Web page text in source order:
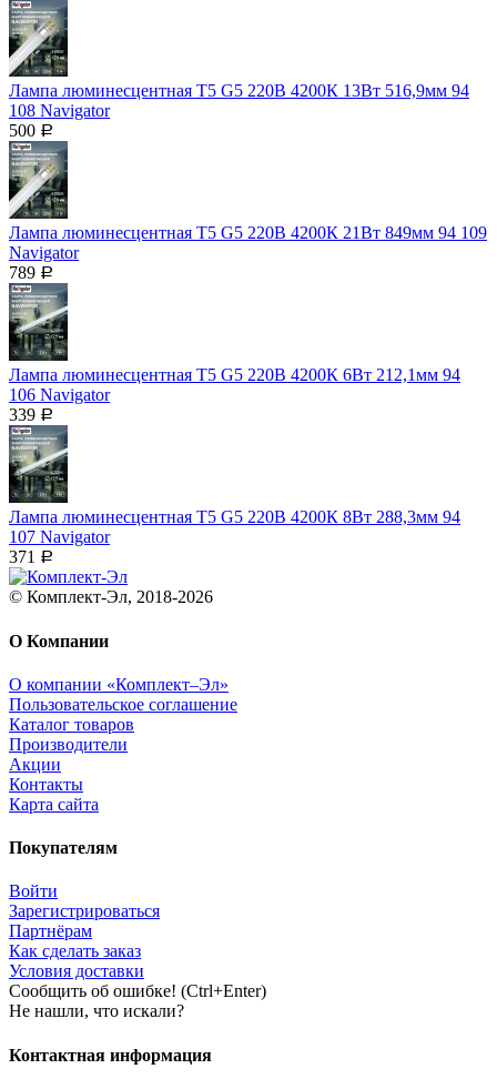
Лампа люминесцентная T5 G5 220В 4200К 13Вт 516,9мм 94
108 Navigator
500 Р
Лампа люминесцентная T5 G5 220В 4200К 21Вт 849мм 94 109
Navigator
789 Р
Лампа люминесцентная T5 G5 220В 4200К 6Вт 212,1мм 94
106 Navigator
339 Р
Лампа люминесцентная T5 G5 220В 4200К 8Вт 288,3мм 94
107 Navigator
371
Р
© Комплект-Эл, 2018-2026
О Компании
О компании «Комплект–Эл»
Пользовательское соглашение
Каталог товаров
Производители
Акции
Контакты
Карта сайта
Покупателям
Войти
Зарегистрироваться
Партнёрам
Как сделать заказ
Условия доставки
Сообщить об ошибке! (Ctrl+Enter)
Не нашли, что искали?
Контактная информация